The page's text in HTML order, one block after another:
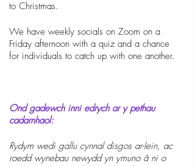
to Christmas.
We have weekly socials on Zoom on a
Friday afternoon with a quiz and a chance
for individuals to catch up with one another.
Ond gadewch inni edrych ar y pethau
cadarnhaol:
Rydym wedi gallu cynnal disgos ar-lein, ac
roedd wynebau newydd yn ymuno â ni o